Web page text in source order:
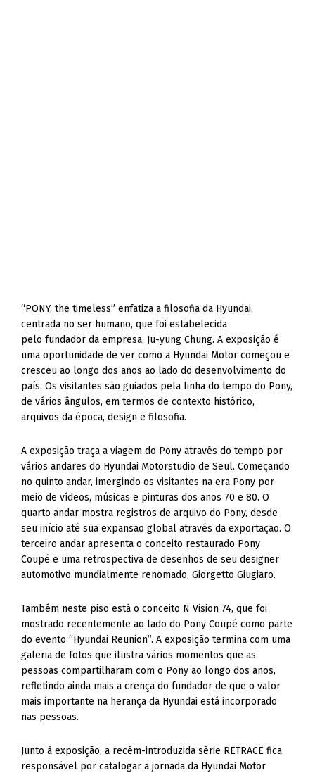
“PONY, the timeless” enfatiza a filosofia da Hyundai,
centrada no ser humano, que foi estabelecida
pelo fundador da empresa, Ju-yung Chung. A exposição é
uma oportunidade de ver como a Hyundai Motor começou e
cresceu ao longo dos anos ao lado do desenvolvimento do
país. Os visitantes são guiados pela linha do tempo do Pony,
de vários ângulos, em termos de contexto histórico,
arquivos da época, design e filosofia.
A exposição traça a viagem do Pony através do tempo por
vários andares do Hyundai Motorstudio de Seul. Começando
no quinto andar, imergindo os visitantes na era Pony por
meio de vídeos, músicas e pinturas dos anos 70 e 80. O
quarto andar mostra registros de arquivo do Pony, desde
seu início até sua expansão global através da exportação. O
terceiro andar apresenta o conceito restaurado Pony
Coupé e uma retrospectiva de desenhos de seu designer
automotivo mundialmente renomado, Giorgetto Giugiaro.
Também neste piso está o conceito N Vision 74, que foi
mostrado recentemente ao lado do Pony Coupé como parte
do evento “Hyundai Reunion”. A exposição termina com uma
galeria de fotos que ilustra vários momentos que as
pessoas compartilharam com o Pony ao longo dos anos,
refletindo ainda mais a crença do fundador de que o valor
mais importante na herança da Hyundai está incorporado
nas pessoas.
Junto à exposição, a recém-introduzida série RETRACE fica
responsável por catalogar a jornada da Hyundai Motor